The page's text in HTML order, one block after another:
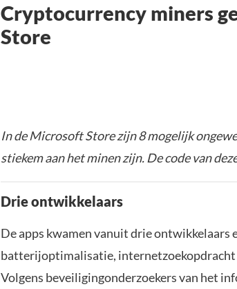
Cryptocurrency miners
Store
In de Microsoft Store zijn 8 mogelijk
stiekem aan het minen zijn. De code van
Drie ontwikkelaars
De apps kwamen vanuit drie ontwikkelaars
batterijoptimalisatie, internetzoekopdracht
Volgens beveiligingonderzoekers van het